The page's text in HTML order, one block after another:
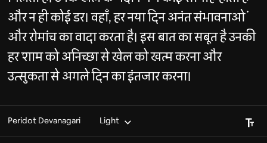
और न ही कोई डर। वहाँ, हर नया दिन अनंत संभावनाओं
और रोमांच का वादा करता है। इस बात का सबूत है उनकी
हर शाम को अनिच्छा से खेल को खत्म करना और
उत्सुकता से अगले दिन का इंतजार करना।
Peridot Devanagari Light Font